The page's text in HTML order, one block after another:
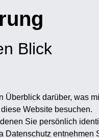
Blick
Überblick darüber, was
Website besuchen.
Sie persönlich
Datenschutz entnehmen